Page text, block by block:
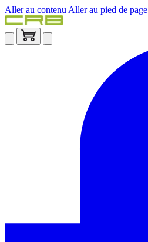
Aller au contenu Aller au pied de page